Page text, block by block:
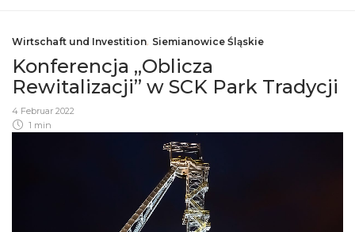
Wirtschaft und Investition, Siemianowice Śląskie
Konferencja „Oblicza
Rewitalizacji” w SCK Park Tradycji
4 Februar 2022
1 min